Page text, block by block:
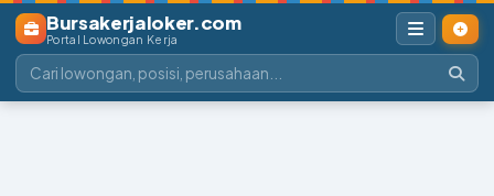
Bursakerjaloker.com
Portal Lowongan Kerja